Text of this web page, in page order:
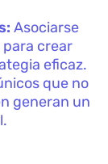
Asociarse
para crear
eficaz.
que no
generan un